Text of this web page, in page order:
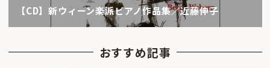
【CD】新ウィーン楽派ピアノ作品集／近藤伸子
おすすめ記事